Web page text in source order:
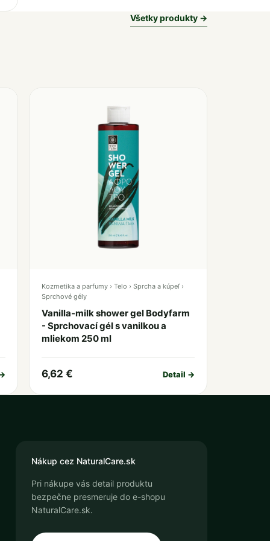
Všetky produkty →
Kozmetika a parfumy › Telo › Sprcha a kúpeľ ›
Sprchové gély
Vanilla-milk shower gel Bodyfarm
- Sprchovací gél s vanilkou a
mliekom 250 ml
6,62 € Detail →
Nákup cez NaturalCare.sk
Pri nákupe vás detail produktu
bezpečne presmeruje do e-shopu
NaturalCare.sk.